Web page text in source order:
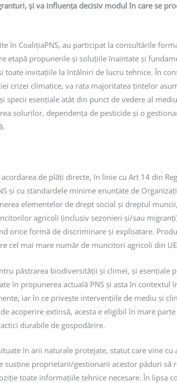
și va influența decisiv modul în care se
în CoalițiaPNS, au participat la consultările
etapă propunerile și soluțiile înaintate și
invitațiile la întâlniri de lucru tehnice. În
crizei climatice, va rata majoritatea țintelor
esențiale atât din punct de vedere al
solurilor, dependența de pesticide și o
de plăți directe, în linie cu Art 14 din
și cu standardele minime enunțate de
elementelor de drept social și dreptul
agricoli (inclusiv sezonieri și/sau
orice formă de discriminare și exploatare.
mai mare număr de muncitori agricoli din
păstrarea biodiversității și climei, și
în propunerea actuală PNS și asta în
iar în ce privește intervențiile de mediu și
acoperire extinsă, acesta e eligibil în mare
durabile de gospodărire.
în arii naturale protejate, statut care vine
susține proprietarii/gestionarii acestor păduri
toate informațiile tehnice necesare. În lipsa